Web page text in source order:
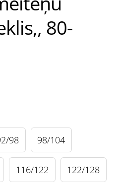
80-
98 98/104
116/122 122/128